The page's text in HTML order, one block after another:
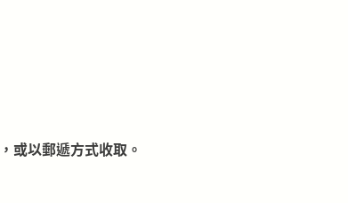
或以郵遞方式收取。